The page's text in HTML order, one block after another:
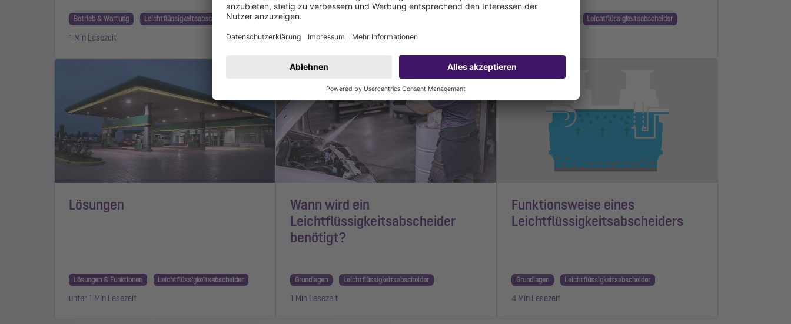
Betrieb & Wartung Leichtflüssigkeitsabscheider
1 Min Lesezeit
Betrieb & Wartung
1 Min Lesezeit
Leichtflüssigkeitsabscheider
Lösungen
Lösungen & Funktionen Leichtflüssigkeitsabscheider
unter 1 Min Lesezeit
Wann wird ein
Leichtflüssigkeitsabscheider
benötigt?
Grundlagen Leichtflüssigkeitsabscheider
1 Min Lesezeit
Funktionsweise eines
Leichtflüssigkeitsabscheiders
Grundlagen Leichtflüssigkeitsabscheider
4 Min Lesezeit